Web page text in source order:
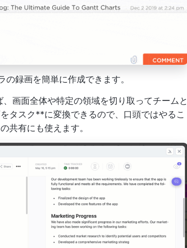
録画を簡単に作成できます。
画面全体や特定の領域を切り取ってチームと
タスク**に変換できるので、口頭ではやるこ
共有にも使えます。